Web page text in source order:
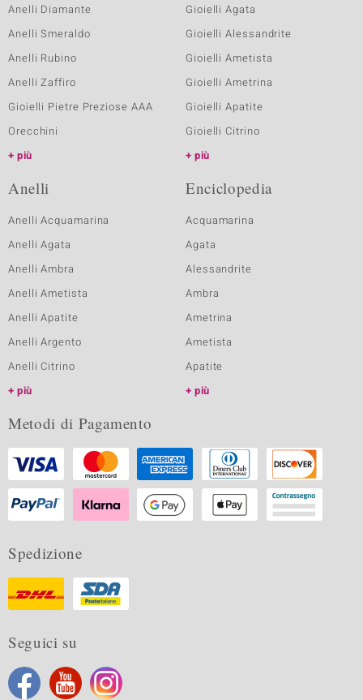
Anelli Diamante
Anelli Smeraldo
Anelli Rubino
Anelli Zaffiro
Gioielli Pietre Preziose AAA
Orecchini
più
Gioielli Agata
Gioielli Alessandrite
Gioielli Ametista
Gioielli Ametrina
Gioielli Apatite
Gioielli Citrino
più
Anelli
Anelli Acquamarina
Anelli Agata
Anelli Ambra
Anelli Ametista
Anelli Apatite
Anelli Argento
Anelli Citrino
più
Enciclopedia
Acquamarina
Agata
Alessandrite
Ambra
Ametrina
Ametista
Apatite
più
Metodi di Pagamento
Spedizione
Seguici su